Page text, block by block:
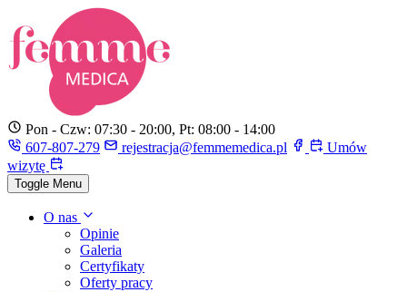
Pon - Czw: 07:30 - 20:00, Pt: 08:00 - 14:00
607-807-279
rejestracja@femmemedica.pl
Umów
wizytę
Toggle Menu
O nas
Opinie
Galeria
Certyfikaty
Oferty pracy